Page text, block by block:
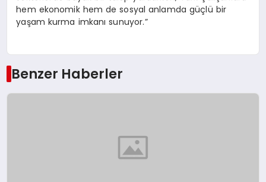
hem ekonomik hem de sosyal anlamda güçlü bir
yaşam kurma imkanı sunuyor.”
Benzer Haberler